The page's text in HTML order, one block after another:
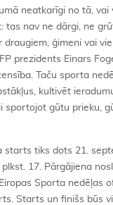
neatkarīgi no tā, vai
tas nav ne dārgi, ne
draugiem, ģimeni vai
prezidents Einars
Taču sporta
kultivēt
sportojot gūtu prieku,
starts tiks dots 21.
17. Pārgājiena
Sporta nedēļas
Starts un finišs būs